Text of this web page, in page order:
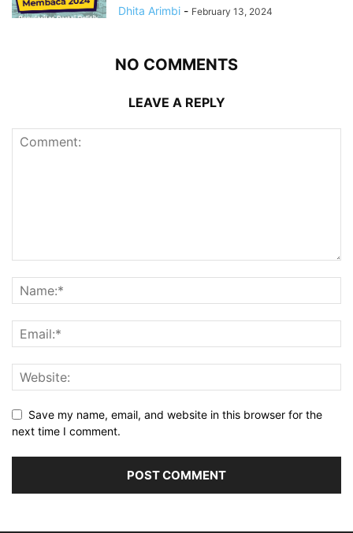
Dhita Arimbi - February 13, 2024
NO COMMENTS
LEAVE A REPLY
Save my name, email, and website in this browser for the
next time I comment.